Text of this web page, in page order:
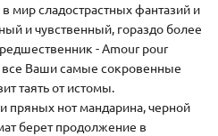
мир сладострастных фантазий и
и чувственный, гораздо более
- Amour pour
все Ваши самые сокровенные
таять от истомы.
пряных нот мандарина, черной
берет продолжение в